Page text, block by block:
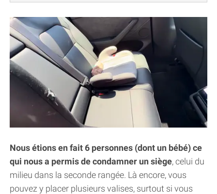
Nous étions en fait 6 personnes (dont un bébé) ce
qui nous a permis de condamner un siège, celui du
milieu dans la seconde rangée. Là encore, vous
pouvez y placer plusieurs valises, surtout si vous